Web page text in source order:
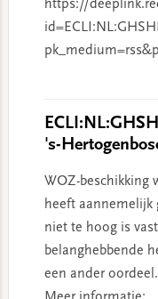
https://
's-
WOZ-beschikking
heeft aannemelijk
niet te hoog is
belanghebbende
een ander